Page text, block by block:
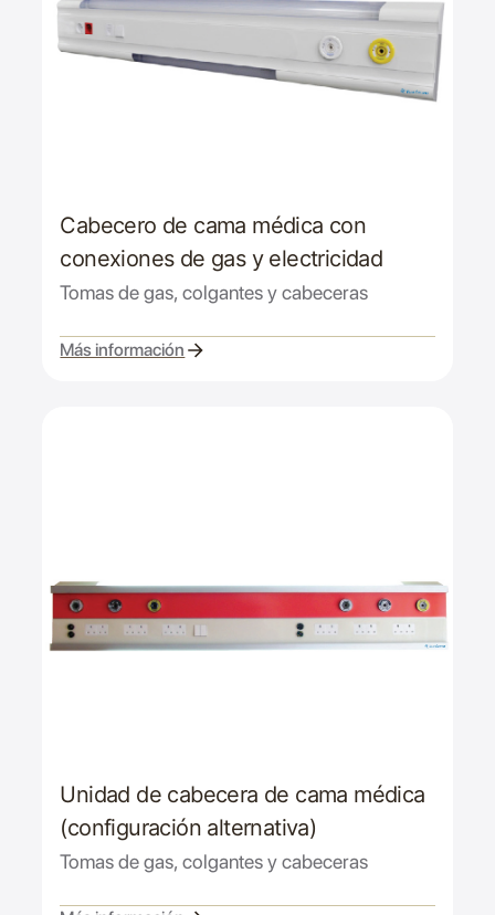
Cabecero de cama médica con
conexiones de gas y electricidad
Tomas de gas, colgantes y cabeceras
Más información
Unidad de cabecera de cama médica
(configuración alternativa)
Tomas de gas, colgantes y cabeceras